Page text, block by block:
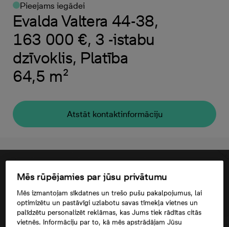
Pieejams iegādei
Evalda Valtera 44-38,
163 000 €, 3 -istabu
dzīvoklis, Platība
64,5 m²
Atstāt kontaktinformāciju
Mēs rūpējamies par jūsu privātumu
Mēs izmantojam sīkdatnes un trešo pušu pakalpojumus, lai
optimizētu un pastāvīgi uzlabotu savas tīmekļa vietnes un
palīdzētu personalizēt reklāmas, kas Jums tiek rādītas citās
vietnēs. Informāciju par to, kā mēs apstrādājam Jūsu